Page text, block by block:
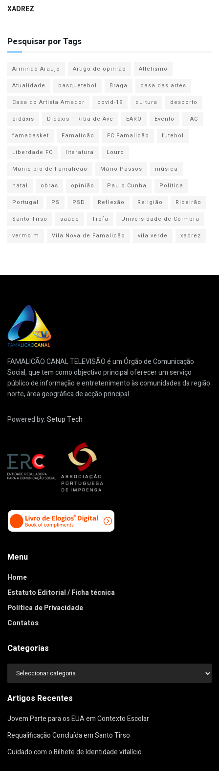
XADREZ
Pesquisar por Tags
Armindo Araújo Artigo de opinião
Atletismo
Atualidade
basquetebol Braga
casa das artes
Casa do Artista Amador
covid-19 cultura
desporto
didáxis
Didáxis – Riba de Ave EARO Evento
FAC
famabasket
Famalicão FC Famalicão
futebol
Liberdade FC
literatura
Louro
Município de Famalicão
Mário Passos
música
natal
obras opinião Paulo Cunha
Politica
Portugal
PS PSD Reflexão Religião
Ribeirão
Santo Tirso
saúde Trofa
Universidade de Coimbra
vermoim
Vila Nova de Famalicão vila verde xadrez
FAMALICÃO CANAL TELEVISÃO é um Órgão de Comunicação
Social, que tem como objectivo principal oferecer um serviço
público de informação e entretenimento às comunidades da região
norte, área geográfica de acção principal.
Powered by:Setup Tech
Menu
Home
Estatuto Editorial / Ficha técnica
Política de Privacidade
Contatos
Categorias
Categorias
Artigos Recentes
Jovem Parte para os EUA em Contexto Escolar
Requalificação Concluída em Santo Tirso
Cuidado com o Bilhete de Identidade vitalício